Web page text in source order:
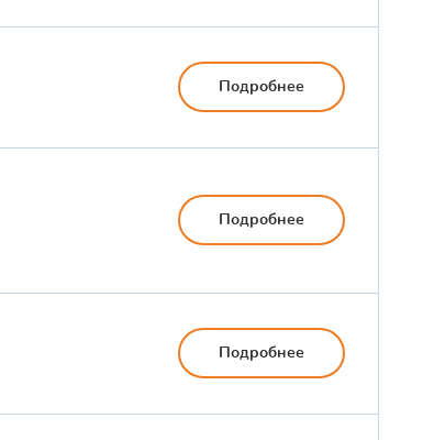
Подробнее
Подробнее
Подробнее